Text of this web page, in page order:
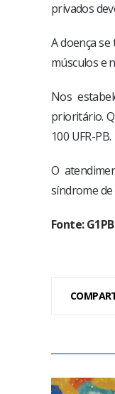
privados
A doença
músculos e
Nos
prioritário.
100 UFR-PB.
O
síndrome
Fonte: G1PB